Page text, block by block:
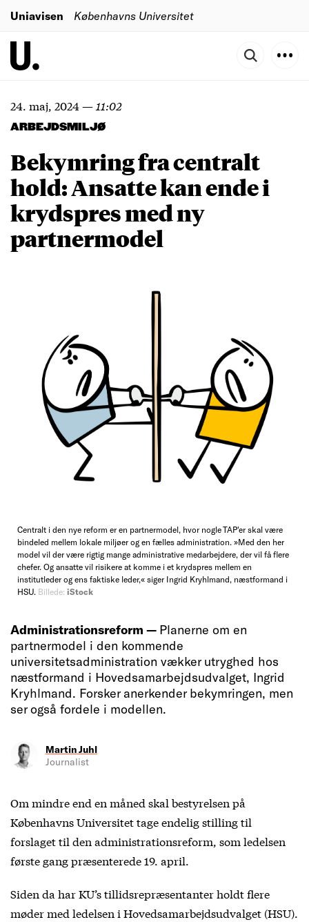
Uniavisen Københavns Universitet
24. maj, 2024— 11:02
ARBEJDSMILJØ
Bekymring fra centralt
hold: Ansatte kan ende i
krydspres med ny
partnermodel
Centralt i den nye reform er en partnermodel, hvor nogle TAP'er skal være
bindeled mellem lokale miljøer og en fælles administration. »Med den her
model vil der være rigtig mange administrative medarbejdere, der vil få flere
chefer. Og ansatte vil risikere at komme i et krydspres mellem en
institutleder og ens faktiske leder,« siger Ingrid Kryhlmand, næstformand i
HSU. Billede: iStock
Administrationsreform — Planerne om en
partnermodel i den kommende
universitetsadministration vækker utryghed hos
næstformand i Hovedsamarbejdsudvalget, Ingrid
Kryhlmand. Forsker anerkender bekymringen, men
ser også fordele i modellen.
Martin Juhl
Journalist
Om mindre end en måned skal bestyrelsen på
Københavns Universitet tage endelig stilling til
forslaget til den administrationsreform, som ledelsen
første gang præsenterede 19. april.
Siden da har KU’s tillidsrepræsentanter holdt flere
møder med ledelsen i Hovedsamarbejdsudvalget (HSU).